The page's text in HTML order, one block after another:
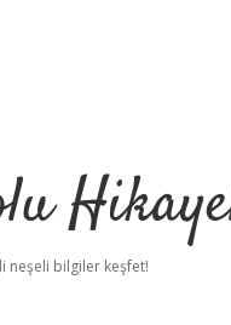
neşeli bilgiler keşfet!